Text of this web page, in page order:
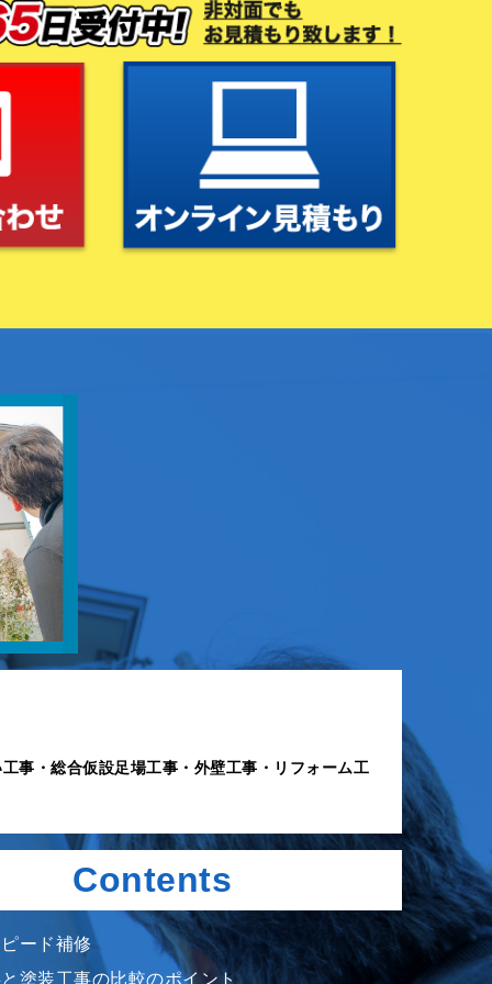
事・総合仮設足場工事・外壁工事・リフォーム工
Contents
ード補修
塗装工事の比較のポイント